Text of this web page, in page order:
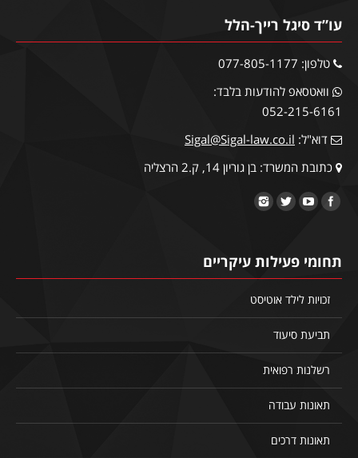
עו”ד סיגל רייך-הלל
טלפון: 077-805-1177
וואטסאפ להודעות בלבד:
052-215-6161
דוא"ל: Sigal@Sigal-law.co.il
כתובת המשרד: בן גוריון 14, ק.2 הרצליה
תחומי פעילות עיקריים
זכויות לילד אוטיסט
תביעת סיעוד
רשלנות רפואית
תאונות עבודה
תאונות דרכים